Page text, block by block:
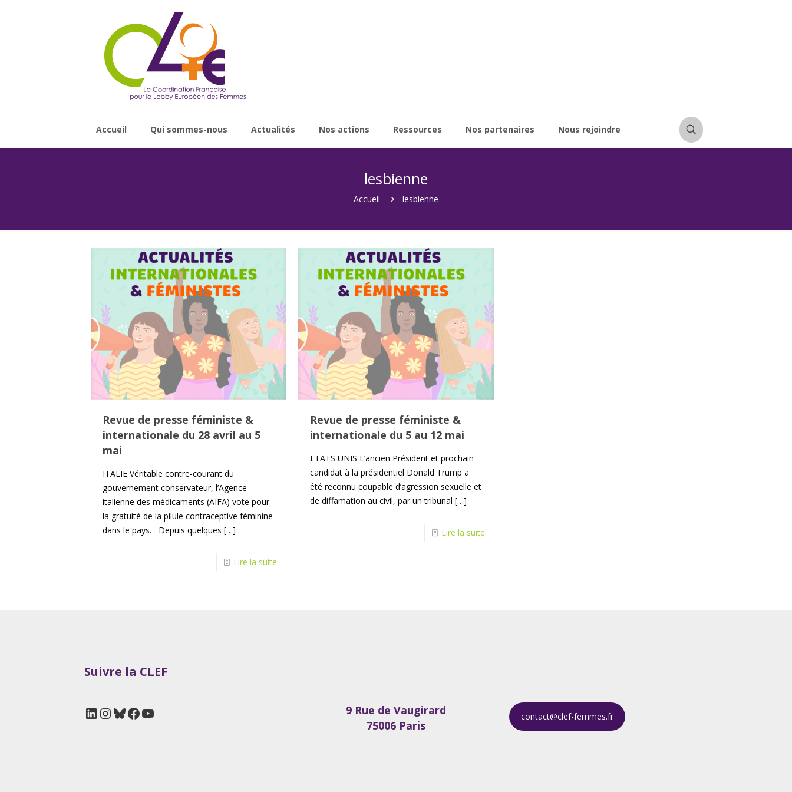
Accueil Qui sommes-nous Actualités Nos actions Ressources Nos partenaires Nous rejoindre
lesbienne
Accueil lesbienne
Revue de presse féministe &
internationale du 28 avril au 5
mai
ITALIE Véritable contre-courant du
gouvernement conservateur, l’Agence
italienne des médicaments (AIFA) vote pour
la gratuité de la pilule contraceptive féminine
dans le pays. Depuis quelques […]
Lire la suite
Revue de presse féministe &
internationale du 5 au 12 mai
ETATS UNIS L’ancien Président et prochain
candidat à la présidentiel Donald Trump a
été reconnu coupable d’agression sexuelle et
de diffamation au civil, par un tribunal […]
Lire la suite
Suivre la CLEF
LinkedIn
Instagram
Bluesky
Facebook
YouTube
9 Rue de Vaugirard
75006 Paris
contact@clef-femmes.fr